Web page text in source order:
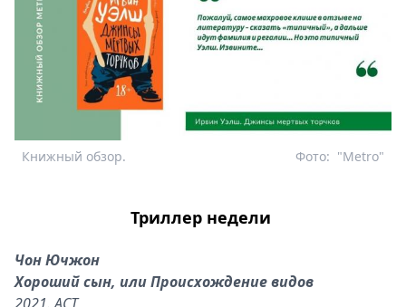
Книжный обзор. "Metro"
Фото:
Триллер недели
Чон Ючжон
Хороший сын, или Происхождение видов